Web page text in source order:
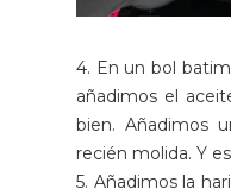
4. En un bol
añadimos el
bien. Añadimos
recién molida. Y
5. Añadimos la